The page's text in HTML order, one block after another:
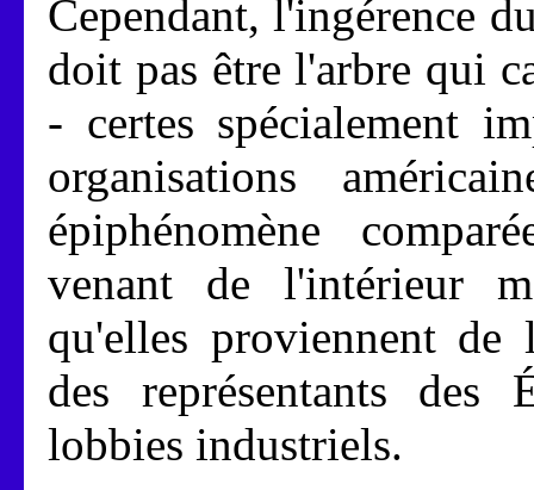
Cependant, l'ingérence
doit pas être l'arbre qui
- certes spécialement
organisations
épiphénomène
venant de l'intérieur
qu'elles proviennent de
des représentants des
lobbies industriels.